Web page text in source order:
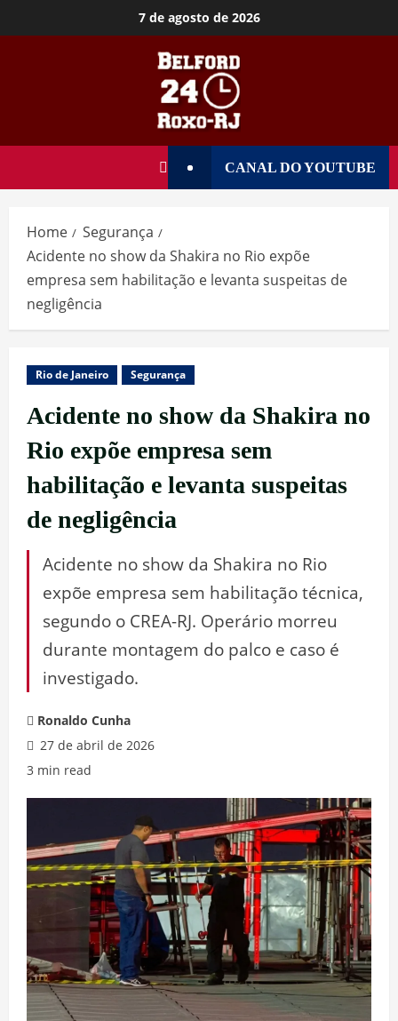
7 de agosto de 2026
CANAL DO YOUTUBE
Home
Segurança
Acidente no show da Shakira no Rio expõe
empresa sem habilitação e levanta suspeitas de
negligência
Rio de Janeiro Segurança
Acidente no show da Shakira no
Rio expõe empresa sem
habilitação e levanta suspeitas
de negligência
Acidente no show da Shakira no Rio
expõe empresa sem habilitação técnica,
segundo o CREA-RJ. Operário morreu
durante montagem do palco e caso é
investigado.
Ronaldo Cunha
27 de abril de 2026
3 min read